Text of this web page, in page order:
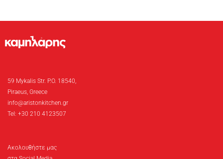
59 Mykalis Str. P.O. 18540,
Piraeus, Greece
info@aristonkitchen.gr
Tel: +30 210 4123507
Ακολουθήστε μας